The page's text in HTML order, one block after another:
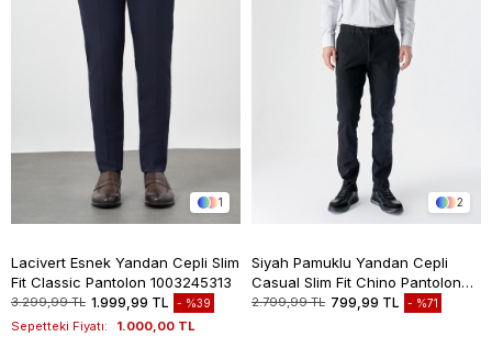
1
Lacivert Esnek Yandan Cepli Slim
Fit Classic Pantolon 1003245313
3.299,99 TL 1.999,99 TL %39
Sepetteki Fiyatı: 1.000,00 TL
2
Siyah Pamuklu Yandan Cepli
Casual Slim Fit Chino Pantolon
1003235117
2.799,99 TL 799,99 TL %71